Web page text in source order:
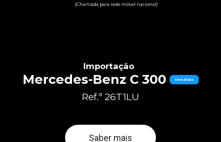
(Chamada para rede móvel nacional)
Importação
Mercedes-Benz C 300 Vendido
Ref.ª 26T1LU
Saber mais